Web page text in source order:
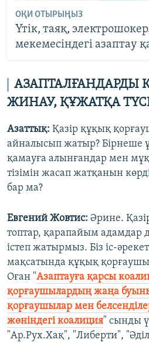
ОҚИ ОТЫРЫҢЫЗ
Үтік, таяқ,
мекемесіндегі азаптау
АЗАПТАЛҒАНДАРДЫ
ЖИНАУ, ҚҰЖАТҚА
Азаттық: Қазір құқық
айналысып жатыр? Бірнеше
қамауға алынғандар мен
тізімін жасап жатқанын
бар ма?
Евгений Жовтис: Әрине.
топтар, қарапайым адамдар
істеп жатырмыз. Біз іс-
мақсатында құқық
Оған "Азаптауға қарсы
қорғаушылардың жаңа
қорғаушылар мен
жөніндегі коалиция" сынды
"Ар.Рух.Хақ", "Либерти", "Әділ